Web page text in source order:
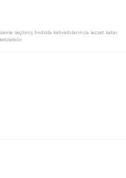
seçilmiş fındıkla kahvaltılarınıza lezzet katar.